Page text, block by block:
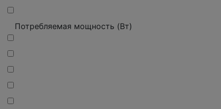
Потребляемая мощность (Вт)